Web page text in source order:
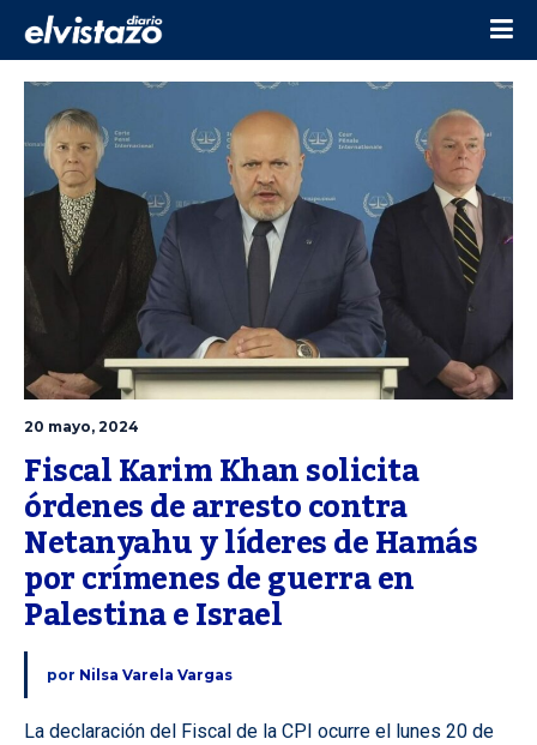
20 mayo, 2024
Fiscal Karim Khan solicita
órdenes de arresto contra
Netanyahu y líderes de Hamás
por crímenes de guerra en
Palestina e Israel
por Nilsa Varela Vargas
La declaración del Fiscal de la CPI ocurre el lunes 20 de